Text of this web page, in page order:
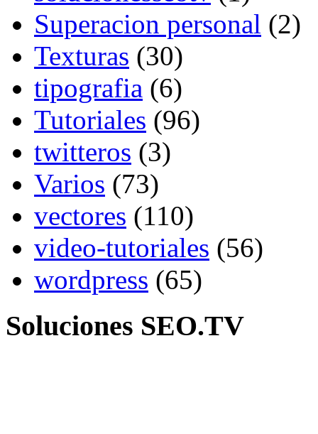
Superacion personal (2)
Texturas (30)
tipografia (6)
Tutoriales (96)
twitteros (3)
Varios (73)
vectores (110)
video-tutoriales (56)
wordpress (65)
Soluciones SEO.TV